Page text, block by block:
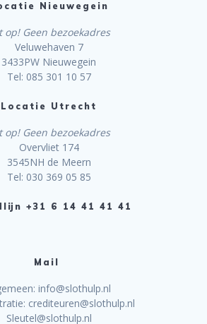
Nieuwegein
op! Geen bezoekadres
Veluwehaven 7
3433PW Nieuwegein
Tel: 085 301 10 57
Locatie Utrecht
op! Geen bezoekadres
Overvliet 174
3545NH de Meern
Tel: 030 369 05 85
+31 6 14 41 41 41
Mail
info@slothulp.nl
crediteuren@slothulp.nl
Sleutel@slothulp.nl